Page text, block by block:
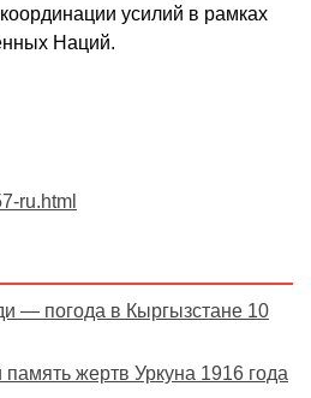
усилий в рамках
Наций.
ru.html
— погода в Кыргызстане 10
жертв Уркуна 1916 года